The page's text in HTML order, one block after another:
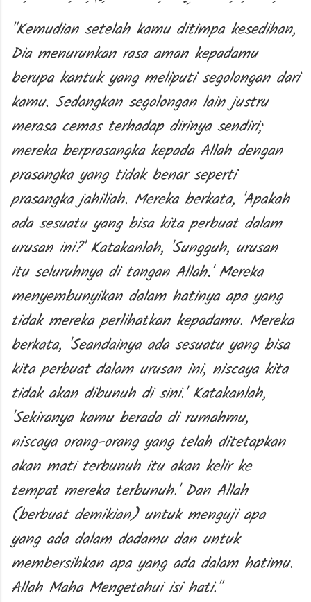
"Kemudian setelah kamu ditimpa kesedihan,
Dia menurunkan rasa aman kepadamu
berupa kantuk yang meliputi segolongan dari
kamu. Sedangkan segolongan lain justru
merasa cemas terhadap dirinya sendiri;
mereka berprasangka kepada Allah dengan
prasangka yang tidak benar seperti
prasangka jahiliah. Mereka berkata, 'Apakah
ada sesuatu yang bisa kita perbuat dalam
urusan ini?' Katakanlah, 'Sungguh, urusan
itu seluruhnya di tangan Allah.' Mereka
menyembunyikan dalam hatinya apa yang
tidak mereka perlihatkan kepadamu. Mereka
berkata, 'Seandainya ada sesuatu yang bisa
kita perbuat dalam urusan ini, niscaya kita
tidak akan dibunuh di sini.' Katakanlah,
'Sekiranya kamu berada di rumahmu,
niscaya orang-orang yang telah ditetapkan
akan mati terbunuh itu akan kelir ke
tempat mereka terbunuh.' Dan Allah
(berbuat demikian) untuk menguji apa
yang ada dalam dadamu dan untuk
membersihkan apa yang ada dalam hatimu.
Allah Maha Mengetahui isi hati."